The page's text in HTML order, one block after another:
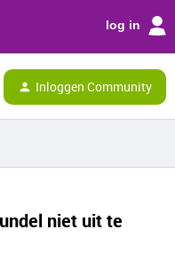
log in
Inloggen Community
niet uit te